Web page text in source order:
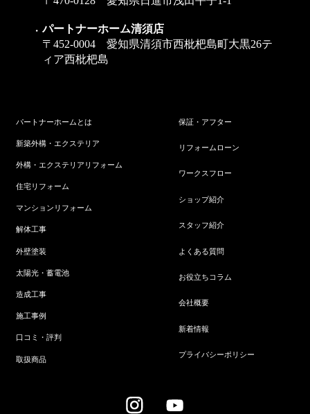
パートナーホーム清須店
〒452-0004 愛知県清須市西枇杷島町大黒26テ
ィア西枇杷島
パートナーホームとは
新築外構・エクステリア
外構・エクステリアリフォーム
住宅リフォーム
マンションリフォーム
解体工事
外壁塗装
太陽光・蓄電池
造成工事
施工事例
口コミ・評判
取扱商品
保証・アフター
リフォームローン
ワークスフロー
ショップ紹介
スタッフ紹介
よくある質問
お役立ちコラム
会社概要
新着情報
プライバシーポリシー